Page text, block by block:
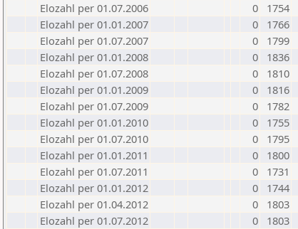
Elozahl per 01.07.2006
0
1754
Elozahl per 01.01.2007
0
1766
Elozahl per 01.07.2007
0
1799
Elozahl per 01.01.2008
0
1836
Elozahl per 01.07.2008
0
1810
Elozahl per 01.01.2009
0
1816
Elozahl per 01.07.2009
0
1782
Elozahl per 01.01.2010
0
1755
Elozahl per 01.07.2010
0
1795
Elozahl per 01.01.2011
0
1800
Elozahl per 01.07.2011
0
1731
Elozahl per 01.01.2012
0
1744
Elozahl per 01.04.2012
0
1803
Elozahl per 01.07.2012
0
1803